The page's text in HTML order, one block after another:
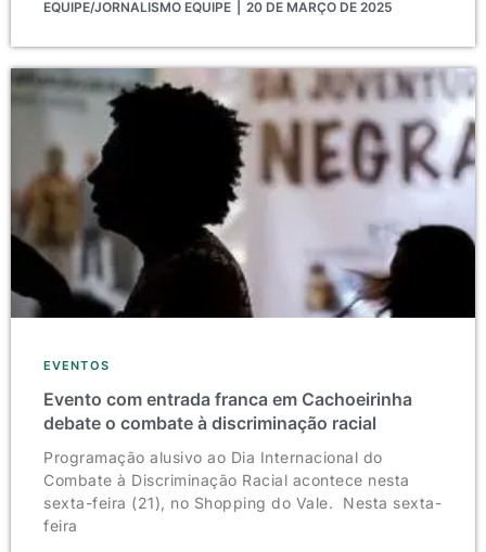
EQUIPE/JORNALISMO EQUIPE 20 DE MARÇO DE 2025
EVENTOS
Evento com entrada franca em Cachoeirinha
debate o combate à discriminação racial
Programação alusivo ao Dia Internacional do
Combate à Discriminação Racial acontece nesta
sexta-feira (21), no Shopping do Vale. Nesta sexta-
feira